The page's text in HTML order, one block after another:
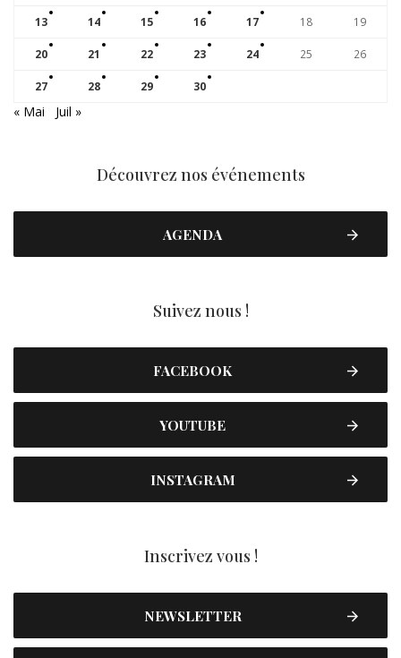
13 14 15 16 17 18 19
20 21 22 23 24 25 26
27 28 29 30
« Mai Juil »
Découvrez nos événements
AGENDA
Suivez nous !
FACEBOOK
YOUTUBE
INSTAGRAM
Inscrivez vous !
NEWSLETTER